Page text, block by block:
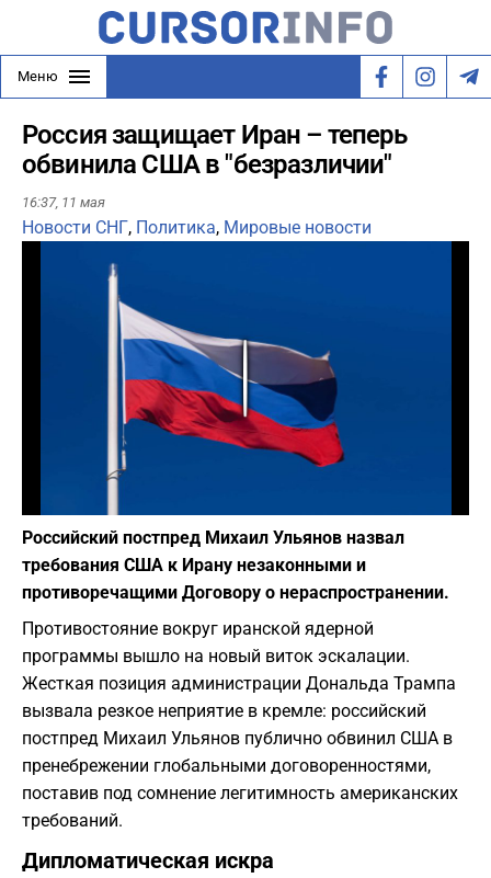
Меню
Россия защищает Иран – теперь
обвинила США в "безразличии"
16:37, 11 мая
Новости СНГ, Политика, Мировые новости
Play
Российский постпред Михаил Ульянов назвал
требования США к Ирану незаконными и
противоречащими Договору о нераспространении.
Противостояние вокруг иранской ядерной
программы вышло на новый виток эскалации.
Жесткая позиция администрации Дональда Трампа
вызвала резкое неприятие в кремле: российский
постпред Михаил Ульянов публично обвинил США в
пренебрежении глобальными договоренностями,
поставив под сомнение легитимность американских
требований.
Дипломатическая искра